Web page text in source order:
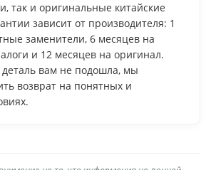
так и оригинальные китайские
зависит от производителя: 1
заменители, 6 месяцев на
и 12 месяцев на оригинал.
деталь вам не подошла, мы
возврат на понятных и